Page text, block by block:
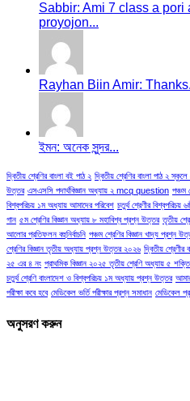
Sabbir: Ami 7 class a
proyojon...
Rayhan Biin Amir:
ইমন: অনেক সুন্দর...
দ্বিতীয় শ্রেণির বাংলা বই পাঠ ২ দ্বিতীয় শ্রেণির বাংলা পাঠ ২
উত্তর এসএসসি পদার্থবিজ্ঞান অধ্যায় ২ mcq question পঞ্চম
বিশ্বপরিচয় ১ম অধ্যায় আমাদের পরিবেশ চতুর্থ শ্রেণীর
গান ৫ম শ্রেণির বিজ্ঞান অধ্যায় ৮ মহাবিশ্ব প্রশ্ন উত্তর তৃতীয়
আলোর প্রতিফলন বহুনির্বাচনি পঞ্চম শ্রেণির বিজ্ঞান খাদ্য প্রশ্ন
শ্রেণির বিজ্ঞান তৃতীয় অধ্যায় প্রশ্ন উত্তর ২০২৬ দ্বিতীয় শ্রেণীর
২৫ এর ৪ নং প্রাথমিক বিজ্ঞান ২০২৫ তৃতীয় শ্রেণি অধ্যায় ৫ শক্তি
চতুর্থ শ্রেণি বাংলাদেশ ও বিশ্বপরিচয় ১ম অধ্যায় প্রশ্ন উত্তর
পরীক্ষা কবে হবে মেডিকেল ভর্তি পরীক্ষার প্রশ্ন সমাধান মেডিকেল
অনুসরণ করুন